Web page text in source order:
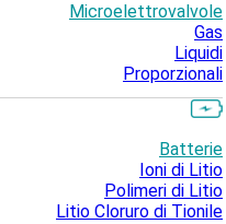
Microelettrovalvole
Gas
Liquidi
Proporzionali
Batterie
Ioni di Litio
Polimeri di Litio
Litio Cloruro di Tionile